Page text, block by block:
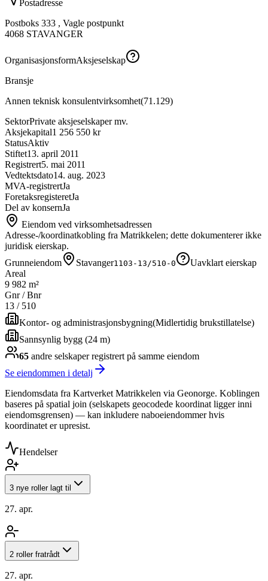
Postadresse
Postboks 333 , Vagle postpunkt
4068 STAVANGER
OrganisasjonsformAksjeselskap
Bransje
Annen teknisk konsulentvirksomhet(71.129)
SektorPrivate aksjeselskaper mv.
Aksjekapital1 256 550 kr
StatusAktiv
Stiftet13. april 2011
Registrert5. mai 2011
Vedtektsdato14. aug. 2023
MVA-registrertJa
ForetaksregisteretJa
Del av konsernJa
Eiendom ved virksomhetsadressen
Adresse-/koordinatkobling fra Matrikkelen; dette dokumenterer ikke
juridisk eierskap.
Grunneiendom
Stavanger1103-13/510-0
Uavklart eierskap
Areal
9 982 m²
Gnr / Bnr
13 / 510
Kontor- og administrasjonsbygning(Midlertidig brukstillatelse)
Sannsynlig bygg (24 m)
65 andre selskaperregistrert på samme eiendom
Se eiendommen i detalj
Eiendomsdata fra Kartverket Matrikkelen via Geonorge. Koblingen
baseres på spatial join (selskapets geocodede koordinat ligger inni
eiendomsgrensen) — kan inkludere naboeiendommer hvis
koordinatet er upresist.
Hendelser
3 nye roller lagt til
27. apr.
2 roller fratrådt
27. apr.